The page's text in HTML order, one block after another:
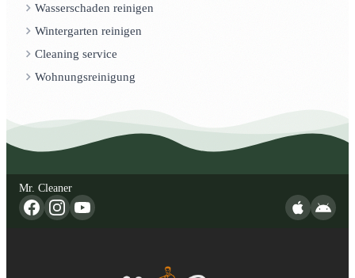
Wasserschaden reinigen
Wintergarten reinigen
Cleaning service
Wohnungsreinigung
Mr. Cleaner